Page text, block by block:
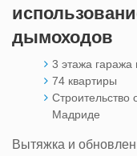
дымоходов
3 этажа гаража
74 квартиры
Строительство
Мадриде
Вытяжка и